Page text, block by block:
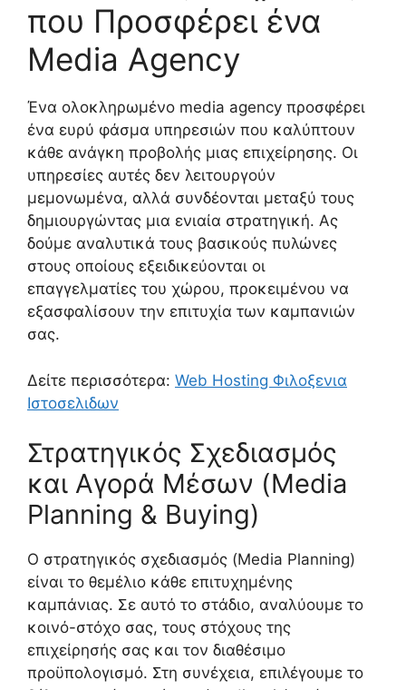
που Προσφέρει ένα
Media Agency
Ένα ολοκληρωμένο media agency προσφέρει
ένα ευρύ φάσμα υπηρεσιών που καλύπτουν
κάθε ανάγκη προβολής μιας επιχείρησης. Οι
υπηρεσίες αυτές δεν λειτουργούν
μεμονωμένα, αλλά συνδέονται μεταξύ τους
δημιουργώντας μια ενιαία στρατηγική. Ας
δούμε αναλυτικά τους βασικούς πυλώνες
στους οποίους εξειδικεύονται οι
επαγγελματίες του χώρου, προκειμένου να
εξασφαλίσουν την επιτυχία των καμπανιών
σας.
Δείτε περισσότερα: Web Hosting Φιλοξενια
Ιστοσελιδων
Στρατηγικός Σχεδιασμός
και Αγορά Μέσων (Media
Planning & Buying)
Ο στρατηγικός σχεδιασμός (Media Planning)
είναι το θεμέλιο κάθε επιτυχημένης
καμπάνιας. Σε αυτό το στάδιο, αναλύουμε το
κοινό-στόχο σας, τους στόχους της
επιχείρησής σας και τον διαθέσιμο
προϋπολογισμό. Στη συνέχεια, επιλέγουμε το